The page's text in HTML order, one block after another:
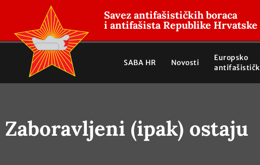
Savez antifašističkih boraca
i antifašista Republike Hrvatske
SABA HR Novosti
Europsko
Zaboravljeni (ipak) ostaju